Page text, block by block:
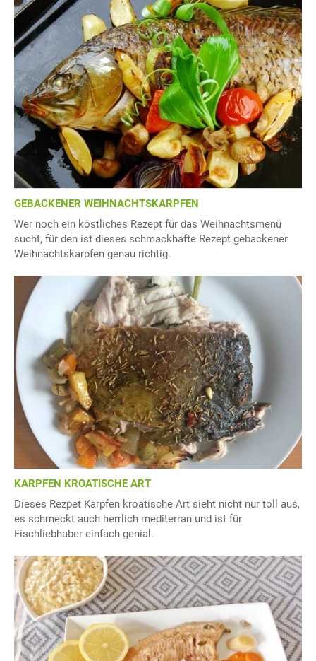
GEBACKENER WEIHNACHTSKARPFEN
Wer noch ein köstliches Rezept für das Weihnachtsmenü
sucht, für den ist dieses schmackhafte Rezept gebackener
Weihnachtskarpfen genau richtig.
KARPFEN KROATISCHE ART
Dieses Rezpet Karpfen kroatische Art sieht nicht nur toll aus,
es schmeckt auch herrlich mediterran und ist für
Fischliebhaber einfach genial.